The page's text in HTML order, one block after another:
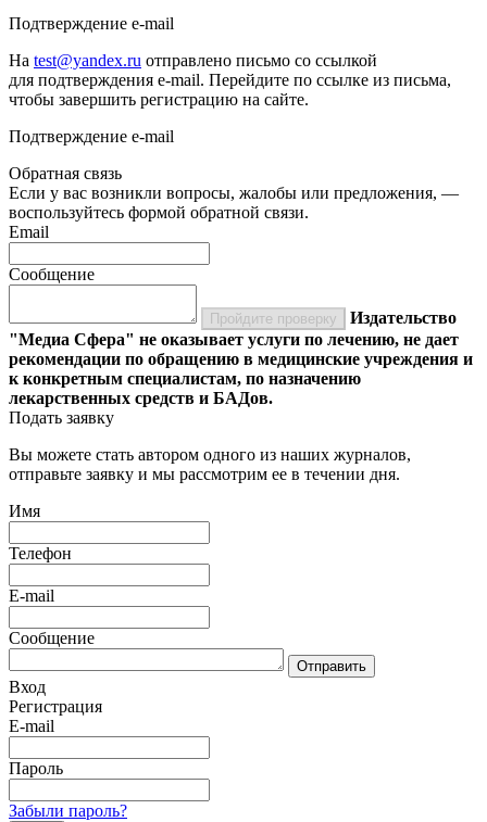
Подтверждение e-mail
На test@yandex.ru отправлено письмо со ссылкой
для подтверждения e-mail. Перейдите по ссылке из письма,
чтобы завершить регистрацию на сайте.
Подтверждение e-mail
Обратная связь
Если у вас возникли вопросы, жалобы или предложения, —
воспользуйтесь формой обратной связи.
Email
Сообщение
Пройдите проверку
Издательство
"Медиа Сфера" не оказывает услуги по лечению, не дает
рекомендации по обращению в медицинские учреждения и
к конкретным специалистам, по назначению
лекарственных средств и БАДов.
Подать заявку
Вы можете стать автором одного из наших журналов,
отправьте заявку и мы рассмотрим ее в течении дня.
Имя
Телефон
E-mail
Сообщение
Отправить
Вход
Регистрация
E-mail
Пароль
Забыли пароль?